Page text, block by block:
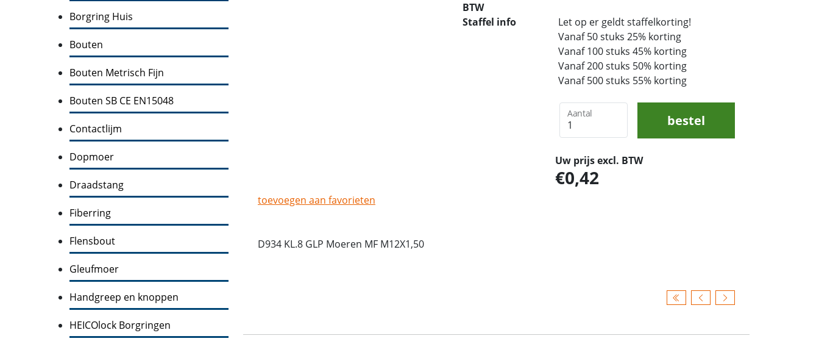
Borgring Huis
Bouten
Bouten Metrisch Fijn
Bouten SB CE EN15048
Contactlijm
Dopmoer
Draadstang
Fiberring
Flensbout
Gleufmoer
Handgreep en knoppen
HEICOlock Borgringen
BTW
Staffel info
Let op er geldt staffelkorting!
Vanaf 50 stuks 25% korting
Vanaf 100 stuks 45% korting
Vanaf 200 stuks 50% korting
Vanaf 500 stuks 55% korting
Aantal bestel
Uw prijs excl. BTW
0,42
toevoegen aan favorieten
D934 KL.8 GLP Moeren MF M12X1,50